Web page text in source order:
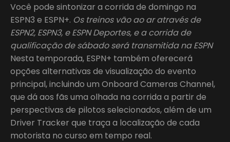
Você pode sintonizar a corrida de domingo na
ESPN3 e ESPN+. Os treinos vão ao ar através de
ESPN2, ESPN3, e ESPN Deportes, e a corrida de
qualificação de sábado será transmitida na ESPN
Nesta temporada, ESPN+ também oferecerá
opções alternativas de visualização do evento
principal, incluindo um Onboard Cameras Channel,
que dá aos fãs uma olhada na corrida a partir de
perspectivas de pilotos selecionados, além de um
Driver Tracker que traça a localização de cada
motorista no curso em tempo real.